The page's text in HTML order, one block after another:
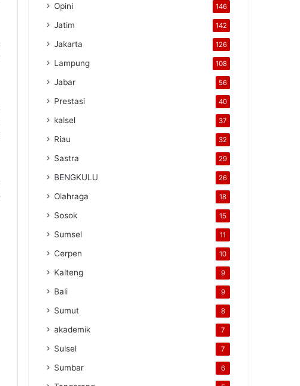
Opini 146
Jatim 142
Jakarta 126
Lampung 108
Jabar 56
Prestasi 40
kalsel 37
Riau 32
Sastra 29
BENGKULU 26
Olahraga 18
Sosok 15
Sumsel 11
Cerpen 10
Kalteng 9
Bali 9
Sumut 8
akademik 7
Sulsel 7
Sumbar 6